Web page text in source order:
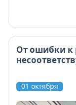
От ошибки к
01 октября